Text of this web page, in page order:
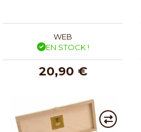
WEB
EN STOCK !
20,90 €